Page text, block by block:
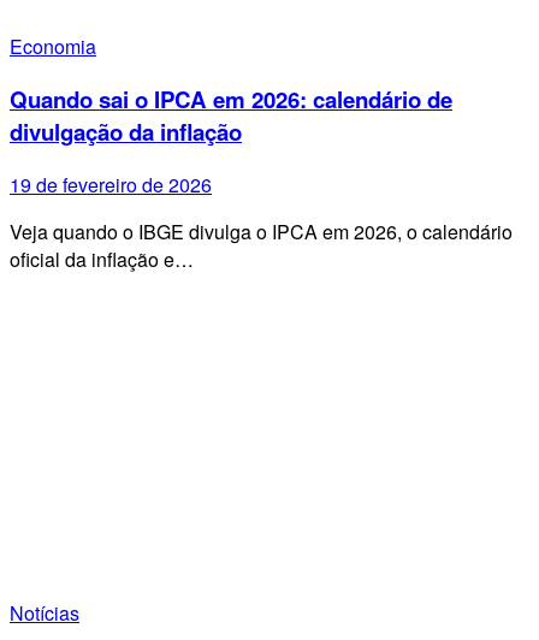
Economia
Quando sai o IPCA em 2026: calendário de
divulgação da inflação
19 de fevereiro de 2026
Veja quando o IBGE divulga o IPCA em 2026, o calendário
oficial da inflação e…
Notícias